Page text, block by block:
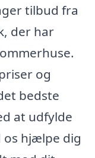
tilbud fra
der har
og
bedste
at udfylde
os hjælpe dig